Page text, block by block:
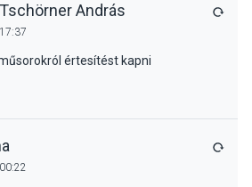
András
értesítést kapni